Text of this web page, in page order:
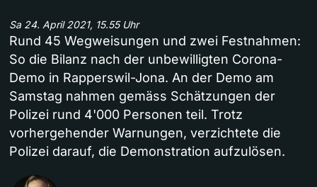
Sa 24. April 2021, 15.55 Uhr
Rund 45 Wegweisungen und zwei Festnahmen:
So die Bilanz nach der unbewilligten Corona-
Demo in Rapperswil-Jona. An der Demo am
Samstag nahmen gemäss Schätzungen der
Polizei rund 4'000 Personen teil. Trotz
vorhergehender Warnungen, verzichtete die
Polizei darauf, die Demonstration aufzulösen.